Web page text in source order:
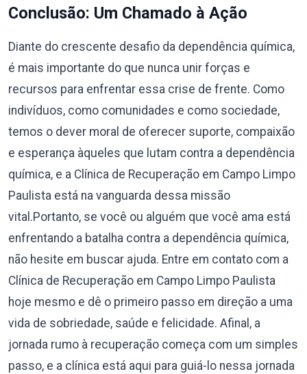
Conclusão: Um Chamado à Ação
Diante do crescente desafio da dependência química,
é mais importante do que nunca unir forças e
recursos para enfrentar essa crise de frente. Como
indivíduos, como comunidades e como sociedade,
temos o dever moral de oferecer suporte, compaixão
e esperança àqueles que lutam contra a dependência
química, e a Clínica de Recuperação em Campo Limpo
Paulista está na vanguarda dessa missão
vital.Portanto, se você ou alguém que você ama está
enfrentando a batalha contra a dependência química,
não hesite em buscar ajuda. Entre em contato com a
Clínica de Recuperação em Campo Limpo Paulista
hoje mesmo e dê o primeiro passo em direção a uma
vida de sobriedade, saúde e felicidade. Afinal, a
jornada rumo à recuperação começa com um simples
passo, e a clínica está aqui para guiá-lo nessa jornada